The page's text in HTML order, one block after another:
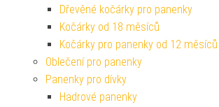
Dřevěné kočárky pro panenky
Kočárky od 18 měsíců
Kočárky pro panenky od 12 měsíců
Oblečení pro panenky
Panenky pro dívky
Hadrové panenky